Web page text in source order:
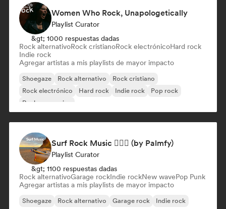
Women Who Rock, Unapologetically
Playlist Curator
&gt; 1000 respuestas dadas
Rock alternativoRock cristianoRock electrónicoHard rock
Indie rock
Agregar artistas a mis playlists de mayor impacto
Shoegaze Rock alternativo
Rock cristiano
Rock electrónico
Hard rock Indie rock
Pop rock
Rock progresivo
Surf Rock Music 🏄🏻‍♂️ (by Palmfy)
Playlist Curator
&gt; 1100 respuestas dadas
Rock alternativoGarage rockIndie rockNew wavePop Punk
Agregar artistas a mis playlists de mayor impacto
Shoegaze Rock alternativo Garage rock Indie rock